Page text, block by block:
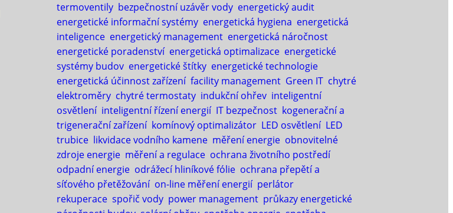
termoventily bezpečnostní uzávěr vody energetický audit
energetické informační systémy energetická hygiena energetická
inteligence energetický management energetická náročnost
energetické poradenství energetická optimalizace energetické
systémy budov energetické štítky energetické technologie
energetická účinnost zařízení facility management Green IT chytré
elektroměry chytré termostaty indukční ohřev inteligentní
osvětlení inteligentní řízení energií IT bezpečnost kogenerační a
trigenerační zařízení komínový optimalizátor LED osvětlení LED
trubice likvidace vodního kamene měření energie obnovitelné
zdroje energie měření a regulace ochrana životního postředí
odpadní energie odrážecí hliníkové fólie ochrana přepětí a
síťového přetěžování on-line měření energií perlátor
rekuperace spořič vody power management průkazy energetické